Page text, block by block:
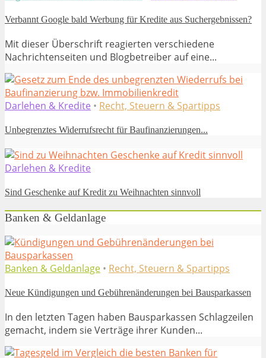
Verbannt Google bald Werbung für Kredite aus Suchergebnissen?
Mit dieser Überschrift reagierten verschiedene
Nachrichtenseiten und Blogbetreiber auf eine...
Darlehen & Kredite • Recht, Steuern & Spartipps
Unbegrenztes Widerrufsrecht für Baufinanzierungen...
Darlehen & Kredite
Sind Geschenke auf Kredit zu Weihnachten sinnvoll
Banken & Geldanlage
Banken & Geldanlage • Recht, Steuern & Spartipps
Neue Kündigungen und Gebührenänderungen bei Bausparkassen
In den letzten Tagen haben Bausparkassen Schlagzeilen
gemacht, indem sie Verträge ihrer Kunden...